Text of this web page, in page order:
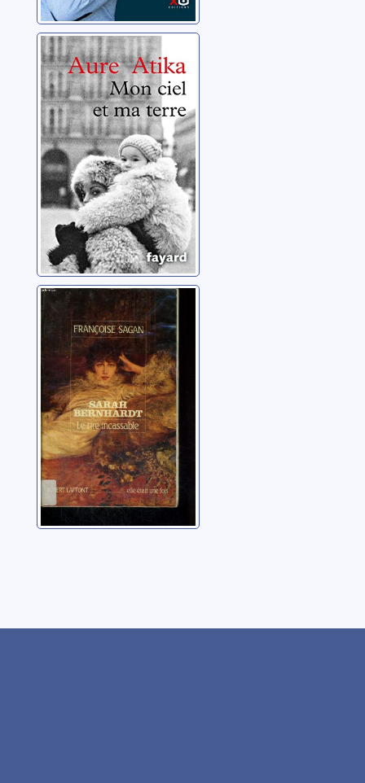
Mon ciel et ma
terre
Atika, Aure
Sarah Bernhardt:
le rire incassable
Sagan, Françoise